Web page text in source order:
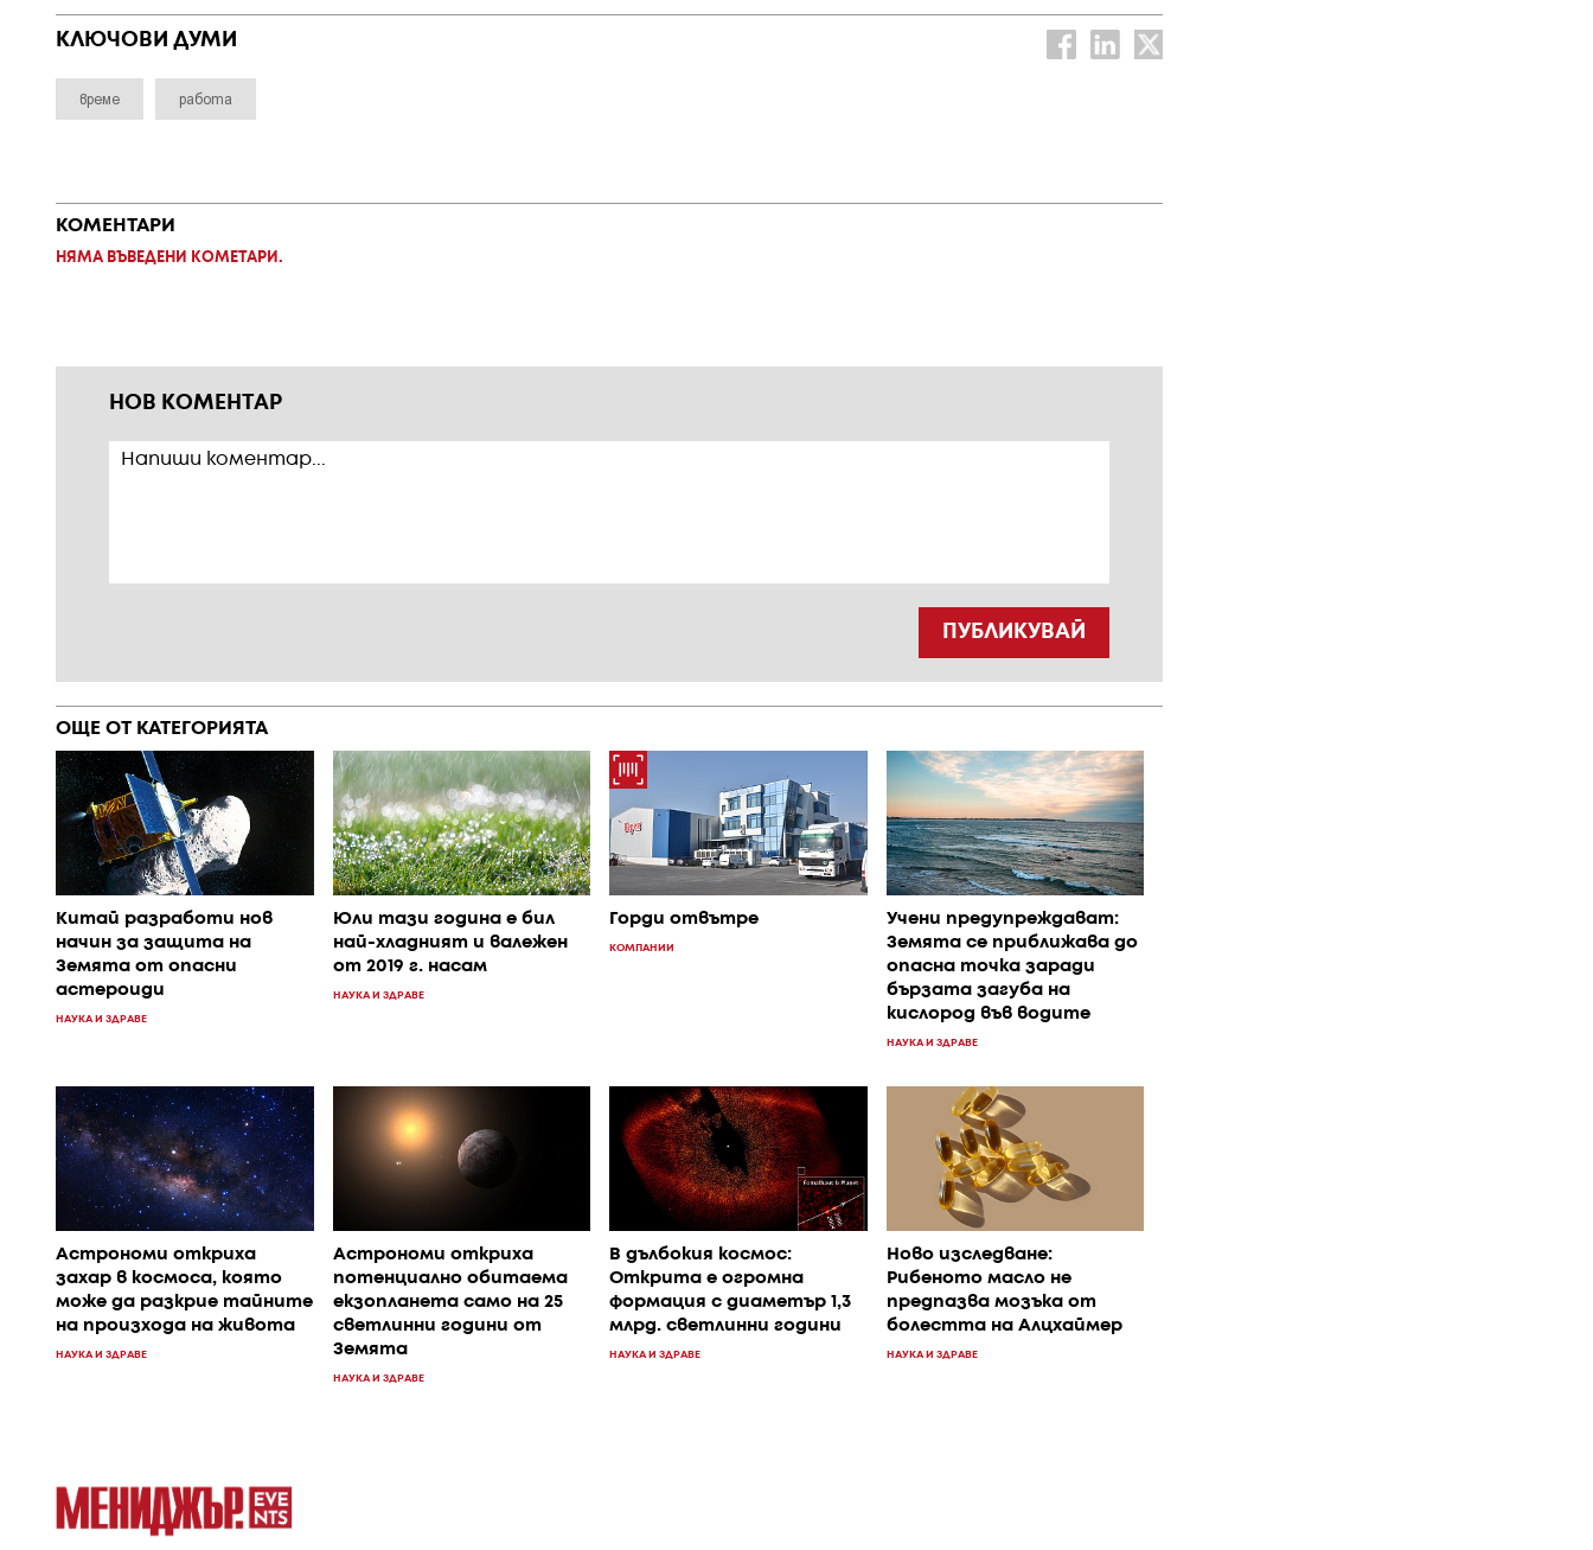
КЛЮЧОВИ ДУМИ
време работа
КОМЕНТАРИ
НЯМА ВЪВЕДЕНИ КОМЕТАРИ.
НОВ КОМЕНТАР
ПУБЛИКУВАЙ
ОЩЕ ОТ КАТЕГОРИЯТА
Китай разработи нов
начин за защита на
Земята от опасни
астероиди
НАУКА И ЗДРАВЕ
Юли тази година е бил
най-хладният и валежен
от 2019 г. насам
НАУКА И ЗДРАВЕ
Горди отвътре
КОМПАНИИ
Учени предупреждават:
Земята се приближава до
опасна точка заради
бързата загуба на
кислород във водите
НАУКА И ЗДРАВЕ
Астрономи откриха
захар в космоса, която
може да разкрие тайните
на произхода на живота
НАУКА И ЗДРАВЕ
Астрономи откриха
потенциално обитаема
екзопланета само на 25
светлинни години от
Земята
НАУКА И ЗДРАВЕ
В дълбокия космос:
Открита е огромна
формация с диаметър 1,3
млрд. светлинни години
НАУКА И ЗДРАВЕ
Ново изследване:
Рибеното масло не
предпазва мозъка от
болестта на Алцхаймер
НАУКА И ЗДРАВЕ